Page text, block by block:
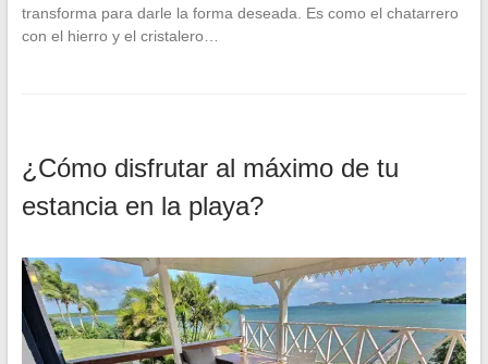
transforma para darle la forma deseada. Es como el chatarrero
con el hierro y el cristalero…
¿Cómo disfrutar al máximo de tu
estancia en la playa?